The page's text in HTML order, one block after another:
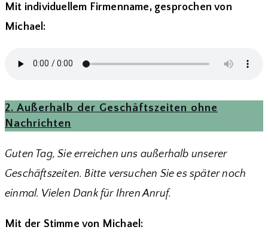
Mit individuellem Firmenname, gesprochen von
Michael:
2. Außerhalb der Geschäftszeiten ohne
Nachrichten
Guten Tag, Sie erreichen uns außerhalb unserer
Geschäftszeiten. Bitte versuchen Sie es später noch
einmal. Vielen Dank für Ihren Anruf.
Mit der Stimme von Michael: